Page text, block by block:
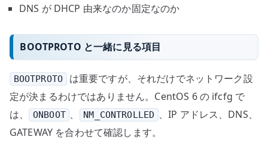
DNS が DHCP 由来なのか固定なのか
BOOTPROTO と一緒に見る項目
BOOTPROTO
は重要ですが、それだけでネットワーク設
定が決まるわけではありません。CentOS 6 の ifcfg で
は、
ONBOOT 、 NM_CONTROLLED 、IP アドレス、DNS、
GATEWAY を合わせて確認します。